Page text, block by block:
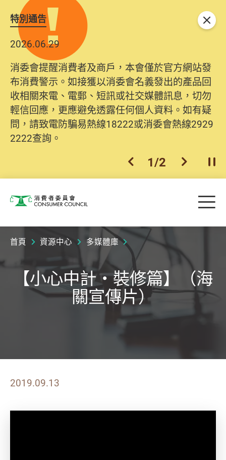
特別通告
2026.06.29
消委會提醒消費者及商戶，本會僅於官方網站發
布消費警示。如接獲以消委會名義發出的產品回
收相關來電、電郵、短訊或社交媒體訊息，切勿
輕信回應，更應避免透露任何個人資料。如有疑
問，請致電防騙易熱線18222或消委會熱線2929
2222查詢。
上一個
1/2 下一個開
關閉
消費者委員會 目
首頁 資源中心 多媒體庫
【小心中計‧裝修篇】（海
關宣傳片）
2019.09.13